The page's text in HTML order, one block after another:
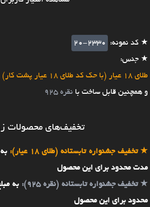
★ کد نمونه:
20-2330
★ جنس:
طلای 18 عیار (با حک کد طلای 18 عیار پشت کار)
و همچنین قابل ساخت با نقره 925
تخفیف‌های محصولات
★تخفیف جشنواره تابستانه (طلای 18 عیار):
مدت محدود برای این محصول
★تخفیف جشنواره تابستانه (نقره 925): به
محدود برای این محصول